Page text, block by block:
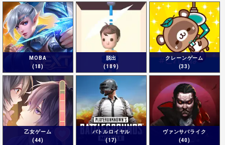
MOBA
(18)
脱出
(189)
クレーンゲーム
(33)
乙女ゲーム
(44)
バトルロイヤル
(17)
ヴァンサバライク
(40)